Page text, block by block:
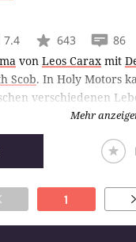
dort den
sieht er die
Es kommt zum
Männern und einer
(omdb)
7.4 643
86
von Leos Carax mit
Scob. In Holy Motors
verschiedenen
Mit dem Film
Minogue zurück auf
Mehr
1